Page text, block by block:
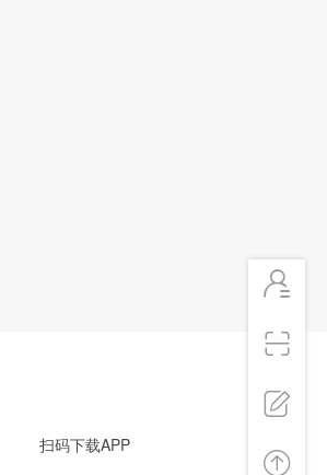
扫码下载APP